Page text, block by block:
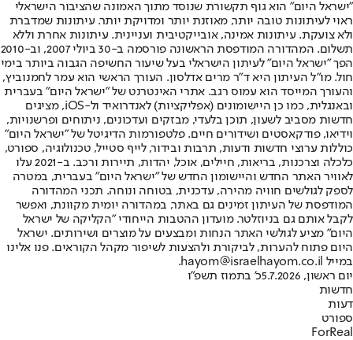
"ישראל היום" הוא גוף תקשורת שנוסד מתוך האמונה שהציבור הישראלי
ראוי לעיתונות טובה יותר, מאוזנת יותר ומדויקת יותר. עיתונות שמדברת
ולא צועקת. עיתונות אמינה, אובייקטיבית ועניינית. עיתונות אחרת וללא
תשלום. המהדורה המודפסת הראשונה פורסמה ב-30 ביולי 2007, וב-2010
הפך "ישראל היום" לעיתון הישראלי בעל שיעור החשיפה הגבוה ביותר בימי
חול. מו"ל העיתון היא ד"ר מרים אדלסון. העורך הראשי הוא עמר לחמנוביץ,
והעורך המייסד הוא עמוס רגב. אתרי האינטרנט של "ישראל היום" בעברית
ובאנגלית, כמו כן היישומונים (אפליקציות) לאנדרואיד ול-iOS, מציגים
חדשות מסביב לשעון, תוכן בלעדי, מבזקים ועדכונים, ניתוחים ופרשנויות,
וידיאו, פודקאסטים ושידורים חיים. פלטפורמות הדיגיטל של "ישראל היום"
כוללות ערוצי חדשות ודעות, תרבות ובידור, לייף סטייל, טכנולוגיה, ספורט,
כלכלה וצרכנות, בריאות, חיילים, אוכל, יהדות, תיירות ורכב. ב-2021 עלו
לאוויר האתר החדש והיישומון החדש של "ישראל היום" בעברית, במטרה
לספק לגולשים חוויה מהירה, עדכנית, בטוחה ונוחה. תכני המהדורה
המודפסת של העיתון זמינים גם באתר, במהדורה יומית מקוונת, ואפשר
לקבל אותם גם בניוזלטר. מועדון ההטבות הייחודי "הקליקה של ישראל
היום" מציע לגולשי האתר הנחות ומבצעים על מוצרים ושירותים. ישראל
היום פתוח להערות, לביקורת ולהצעות לשיפור מקהל הקוראים. פנו אלינו
במייל hayom@israelhayom.co.il.
יום ראשון, 5.7.2026
כ' בתמוז תשפ"ו
חדשות
דעות
ספורט
ForReal